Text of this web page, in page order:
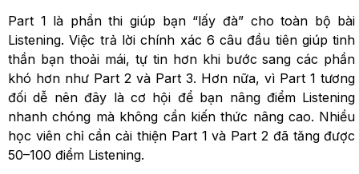
Part 1 là phần thi giúp bạn “lấy đà” cho toàn bộ bài
Listening. Việc trả lời chính xác 6 câu đầu tiên giúp tinh
thần bạn thoải mái, tự tin hơn khi bước sang các phần
khó hơn như Part 2 và Part 3. Hơn nữa, vì Part 1 tương
đối dễ nên đây là cơ hội để bạn nâng điểm Listening
nhanh chóng mà không cần kiến thức nâng cao. Nhiều
học viên chỉ cần cải thiện Part 1 và Part 2 đã tăng được
50–100 điểm Listening.